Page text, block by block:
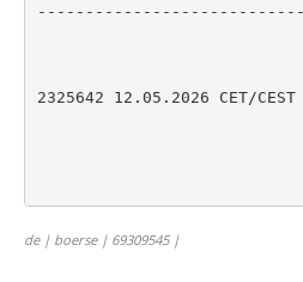
2325642 12.05.2026 CET/CEST
de | boerse | 69309545 |